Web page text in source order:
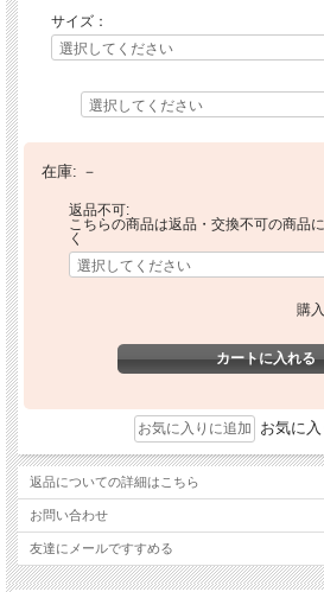
サイズ：
在庫: －
返品不可:
こちらの商品は返品・交換不可の商品
く
購
お気に
返品についての詳細はこちら
お問い合わせ
友達にメールですすめる